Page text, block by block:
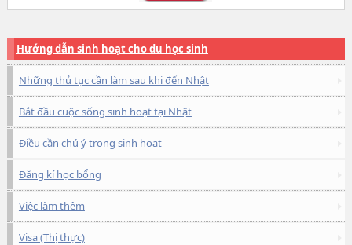
Hướng dẫn sinh hoạt cho du học sinh
Những thủ tục cần làm sau khi đến Nhật
Bắt đầu cuộc sống sinh hoạt tại Nhật
Điều cần chú ý trong sinh hoạt
Đăng kí học bổng
Việc làm thêm
Visa (Thị thực)